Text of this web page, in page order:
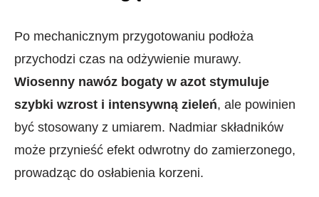
Po mechanicznym przygotowaniu podłoża
przychodzi czas na odżywienie murawy.
Wiosenny nawóz bogaty w azot stymuluje
szybki wzrost i intensywną zieleń, ale powinien
być stosowany z umiarem. Nadmiar składników
może przynieść efekt odwrotny do zamierzonego,
prowadząc do osłabienia korzeni.